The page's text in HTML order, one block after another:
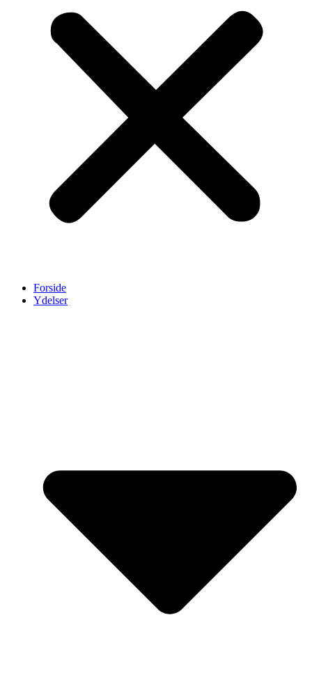
Forside
Ydelser